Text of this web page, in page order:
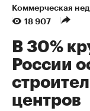
Коммерческая
18 907
В 30%
России
центров